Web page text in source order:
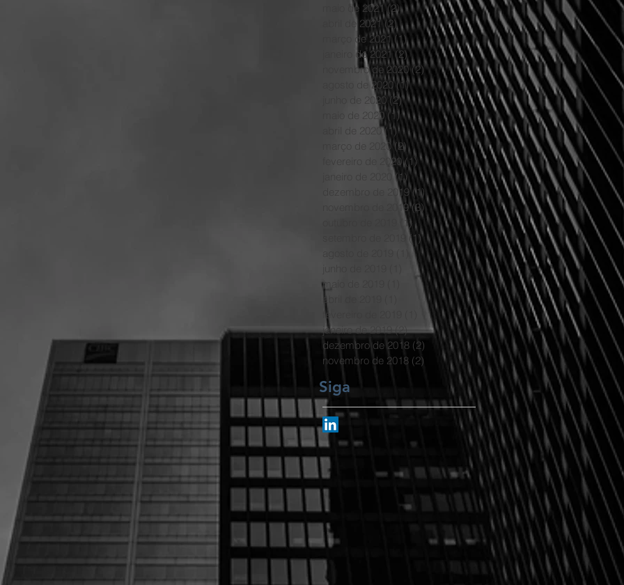
maio de 2021 (2)2 posts
abril de 2021 (2)2 posts
março de 2021 (1)1 post
janeiro de 2021 (2)2 posts
novembro de 2020 (2)2 posts
agosto de 2020 (1)1 post
junho de 2020 (2)2 posts
maio de 2020 (1)1 post
abril de 2020 (1)1 post
março de 2020 (2)2 posts
fevereiro de 2020 (1) 1 post
(1) 1 post
dezembro de 2019 (1)1 post
novembro de 2019 (3)3 posts
(1) 1 post
(1)1 post
1 post
1 post
maio de 2019
1 post
abril de 2019
1 post
fevereiro de 2019
1 post
janeiro de 2019
2 posts
dezembro de 2018 (2) 2 posts
novembro de 2018 (2) 2 posts
Siga